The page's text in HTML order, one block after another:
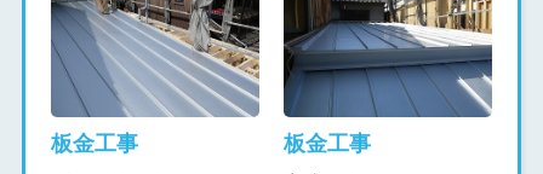
板金工事 板金工事